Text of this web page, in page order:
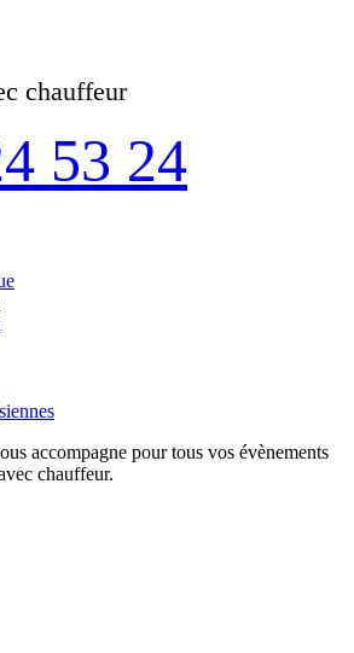
chauffeur
53 24
accompagne pour tous vos évènements
chauffeur.